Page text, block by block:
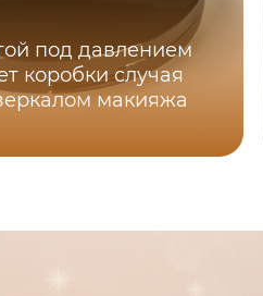
под давлением
коробки случая
макияжа